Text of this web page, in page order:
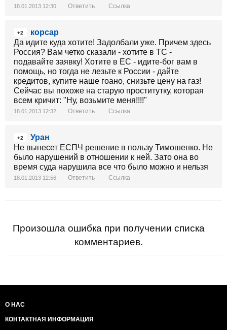
18.01.2013 12:30 Ответить Ссылка
+2
корсар
Да идите куда хотите! Задолбали уже. Причем здесь
Россия? Вам четко сказали - хотите в ТС -
подавайте заявку! Хотите в ЕС - идите-бог вам в
помощь, но тогда не лезьте к России - дайте
кредитов, купите наше гоано, снизьте цену на газ!
Сейчас вы похоже на старую проститутку, которая
всем кричит: "Ну, возьмите меня!!!!"
18.01.2013 12:32 Ответить Ссылка
+2
Уран
Не вынесет ЕСПЧ решение в пользу Тимошенко. Не
было нарушений в отношении к ней. Зато она во
время суда нарушила все что было можно и нельзя
18.01.2013 12:56 Ответить Ссылка
Произошла ошибка при получении списка
комментариев.
О НАС
КОНТАКТНАЯ ИНФОРМАЦИЯ